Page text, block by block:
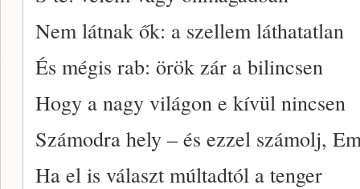
Nem látnak ők: a szellem láthatatlan
És mégis rab: örök zár a bilincsen
Hogy a nagy világon e kívül nincsen
Számodra hely – és ezzel számolj,
Ha el is választ múltadtól a tenger